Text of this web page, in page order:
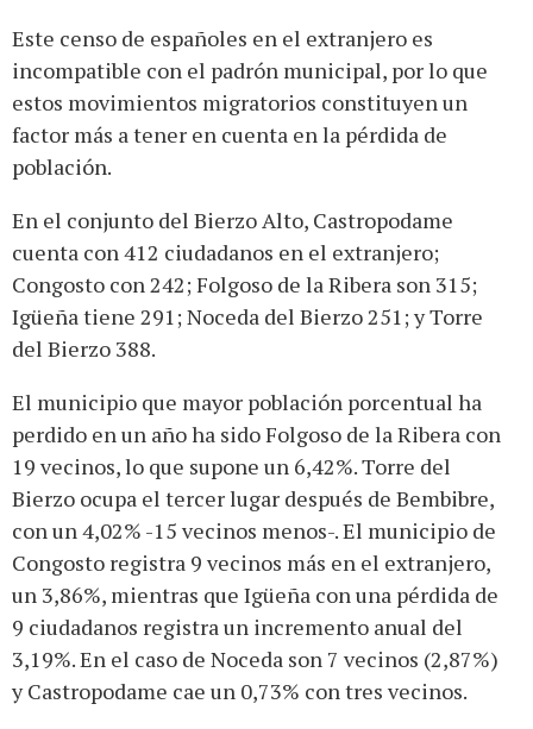
Este censo de españoles en el extranjero es
incompatible con el padrón municipal, por lo que
estos movimientos migratorios constituyen un
factor más a tener en cuenta en la pérdida de
población.
En el conjunto del Bierzo Alto, Castropodame
cuenta con 412 ciudadanos en el extranjero;
Congosto con 242; Folgoso de la Ribera son 315;
Igüeña tiene 291; Noceda del Bierzo 251; y Torre
del Bierzo 388.
El municipio que mayor población porcentual ha
perdido en un año ha sido Folgoso de la Ribera con
19 vecinos, lo que supone un 6,42%. Torre del
Bierzo ocupa el tercer lugar después de Bembibre,
con un 4,02% -15 vecinos menos-. El municipio de
Congosto registra 9 vecinos más en el extranjero,
un 3,86%, mientras que Igüeña con una pérdida de
9 ciudadanos registra un incremento anual del
3,19%. En el caso de Noceda son 7 vecinos (2,87%)
y Castropodame cae un 0,73% con tres vecinos.